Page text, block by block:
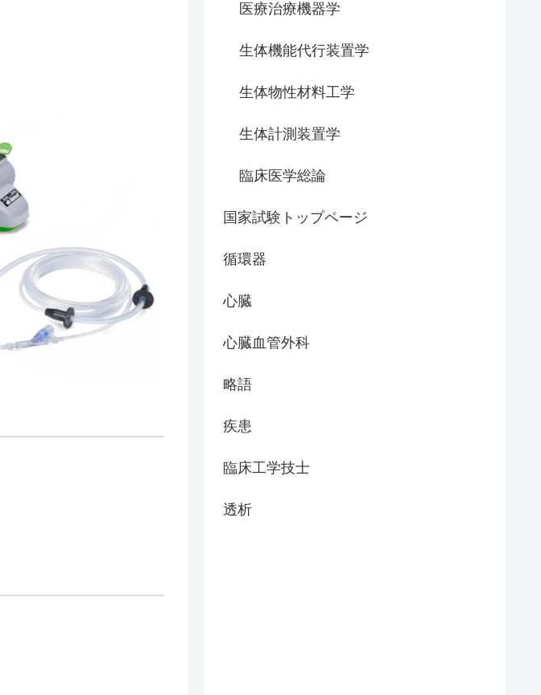
医療治療機器学
生体機能代行装置学
生体物性材料工学
生体計測装置学
臨床医学総論
国家試験トップページ
循環器
心臓
心臓血管外科
略語
疾患
臨床工学技士
透析